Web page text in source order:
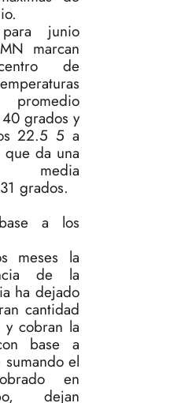
junio
marcan
de
grados y
22.5 5 a
da una
media
grados.
a los
meses la
de la
ha dejado
cantidad
cobran la
base a
el
en
dejan